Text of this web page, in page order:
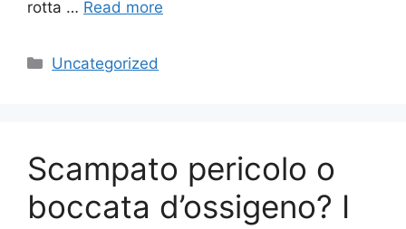
rotta … Read more
Categories
Uncategorized
Scampato pericolo o
boccata d’ossigeno? I